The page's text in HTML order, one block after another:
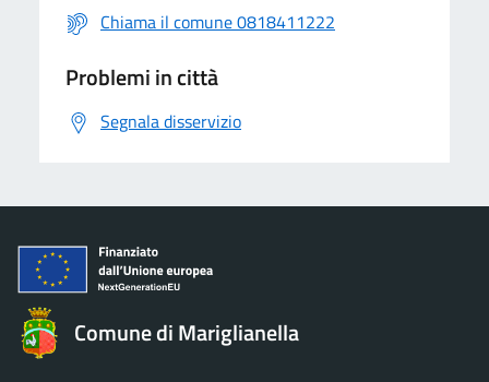
Chiama il comune 0818411222
Problemi in città
Segnala disservizio
Comune di Mariglianella